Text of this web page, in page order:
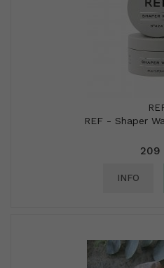
REF - Shaper
209
INFO